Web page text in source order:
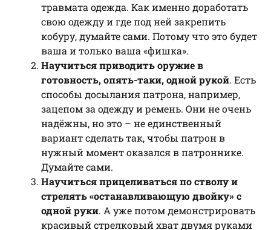
травмата одежда. Как именно доработать
свою одежду и где под ней закрепить
кобуру, думайте сами. Потому что это будет
ваша и только ваша «фишка».
Научиться приводить оружие в
готовность, опять-таки, одной рукой. Есть
способы досылания патрона, например,
зацепом за одежду и ремень. Они не очень
надёжны, но это – не единственный
вариант сделать так, чтобы патрон в
нужный момент оказался в патроннике.
Думайте сами.
Научиться прицеливаться по стволу и
стрелять «останавливающую двойку» с
одной руки. А уже потом демонстрировать
красивый стрелковый хват двумя руками